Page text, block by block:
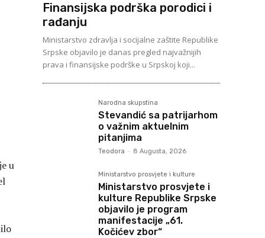
u
Finansijska podrška porodici i
rađanju
Ministarstvo zdravlja i socijalne zaštite Republike
Srpske objavilo je danas pregled najvažnijih
prava i finansijske podrške u Srpskoj koji...
Narodna skupstina
Stevandić sa patrijarhom
o važnim aktuelnim
pitanjima
Teodora - 8 Augusta, 2026
Ministarstvo prosvjete i kulture
Ministarstvo prosvjete i
kulture Republike Srpske
objavilo je program
manifestacije „61.
Kočićev zbor“